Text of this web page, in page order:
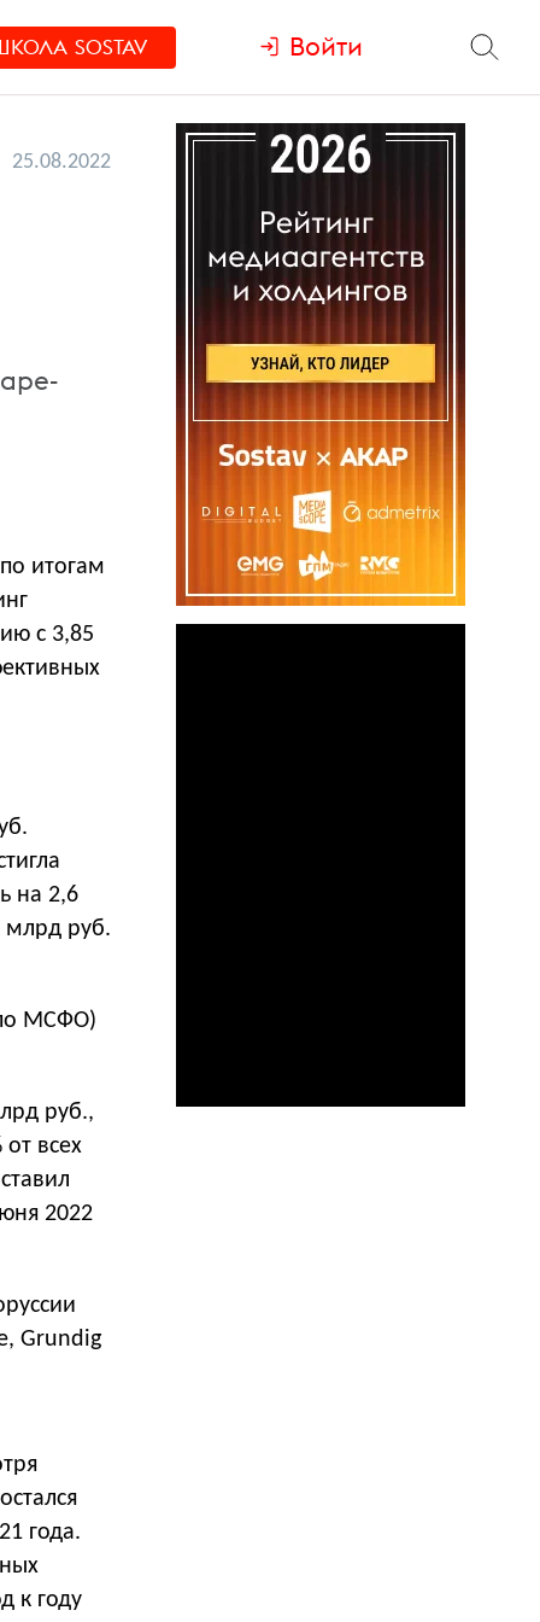
SOSTAV Войти
25.08.2022
итогам
с 3,85
на 2,6
млрд руб.
по МСФО)
руб.,
всех
2022
Grundig
года.
к году